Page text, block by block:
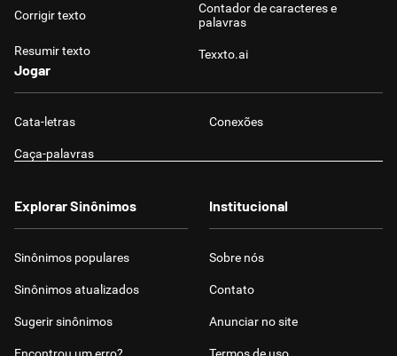
Corrigir texto
Resumir texto
Contador de caracteres e
palavras
Texxto.ai
Jogar
Cata-letras Conexões
Caça-palavras
Explorar Sinônimos
Sinônimos populares
Sinônimos atualizados
Sugerir sinônimos
Institucional
Sobre nós
Contato
Anunciar no site